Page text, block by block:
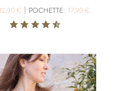
LISERON
POCHETTE:
EUGENIE
PDF:11,90 €
€| POCHETTE: 17,90 €